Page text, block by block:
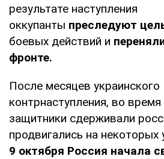
результате наступления
оккупанты преследуют
боевых действий и
фронте.
После месяцев украинского
контрнаступления, во
защитники сдерживали
продвигались на некоторых
9 октября Россия начала